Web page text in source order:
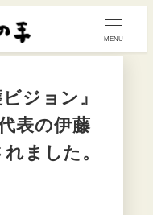
MENU
ジョン』
表の伊藤
ました。